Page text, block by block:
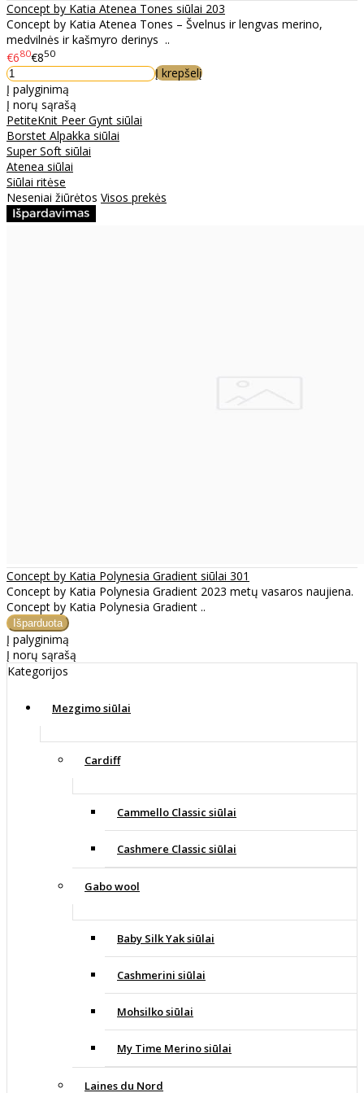
Concept by Katia Atenea Tones siūlai 203
Concept by Katia Atenea Tones – Švelnus ir lengvas merino,
medvilnės ir kašmyro derinys ..
€680€850
Į krepšelį
Į palyginimą
Į norų sąrašą
PetiteKnit Peer Gynt siūlai
Borstet Alpakka siūlai
Super Soft siūlai
Atenea siūlai
Siūlai ritėse
Neseniai žiūrėtos Visos prekės
Concept by Katia Polynesia Gradient siūlai 301
Concept by Katia Polynesia Gradient 2023 metų vasaros naujiena.
Concept by Katia Polynesia Gradient ..
Į palyginimą
Į norų sąrašą
Kategorijos
Mezgimo siūlai
Cardiff
Cammello Classic siūlai
Cashmere Classic siūlai
Gabo wool
Baby Silk Yak siūlai
Cashmerini siūlai
Mohsilko siūlai
My Time Merino siūlai
Laines du Nord